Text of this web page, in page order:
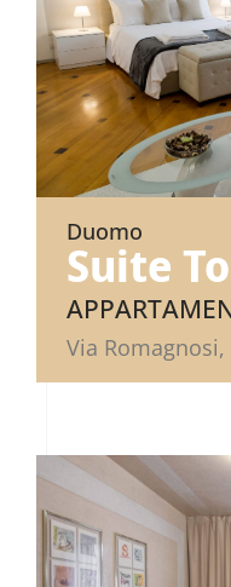
Duomo
Suite
Via